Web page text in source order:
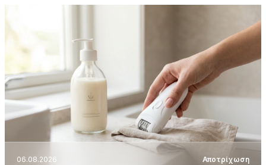
06.08.2026 Αποτρίχωση